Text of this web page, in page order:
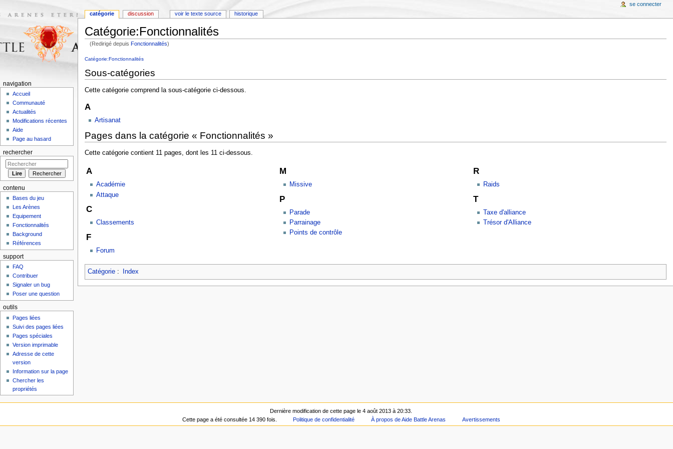
Catégorie:Fonctionnalités
(Redirigé depuisFonctionnalités)
Catégorie:Fonctionnalités
Sous-catégories
Cette catégorie comprend la sous-catégorie ci-dessous.
A
Artisanat
Pages dans la catégorie « Fonctionnalités »
Cette catégorie contient 11 pages, dont les 11 ci-dessous.
A
Académie
Attaque
C
Classements
F
Forum
M
Missive
P
Parade
Parrainage
Points de contrôle
R
Raids
T
Taxe d'alliance
Trésor d'Alliance
Catégorie: Index
catégorie discussion voir le texte source historique
se connecter
navigation
Accueil
Communauté
Actualités
Modifications récentes
Aide
Page au hasard
rechercher
contenu
Bases du jeu
Les Arènes
Equipement
Fonctionnalités
Background
Références
support
FAQ
Contribuer
Signaler un bug
Poser une question
outils
Pages liées
Suivi des pages liées
Pages spéciales
Version imprimable
Adresse de cette
version
Information sur la page
Chercher les
propriétés
Dernière modification de cette page le 4 août 2013 à 20:33.
Cette page a été consultée 14 390 fois.
Politique de confidentialité À propos de Aide Battle Arenas Avertissements